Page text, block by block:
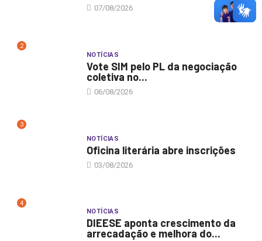
07/08/2026
2
NOTÍCIAS
Vote SIM pelo PL da negociação
coletiva no...
06/08/2026
3
NOTÍCIAS
Oficina literária abre inscrições
03/08/2026
4
NOTÍCIAS
DIEESE aponta crescimento da
arrecadação e melhora do...